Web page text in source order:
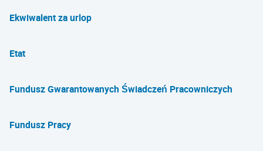
Ekwiwalent za urlop
Etat
Fundusz Gwarantowanych Świadczeń Pracowniczych
Fundusz Pracy